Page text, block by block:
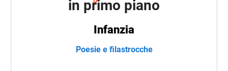
in primo piano
Infanzia
Poesie e filastrocche